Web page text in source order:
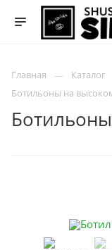
Главная Каталог
Ботильоны на